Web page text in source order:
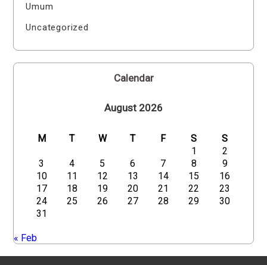
Umum
Uncategorized
Calendar
August 2026
M T W T F S
S
1
2
3
4 5 6 7 8
9
10
11 12 13 14 15
16
17
18 19 20 21 22
23
24
25 26 27 28 29
30
31
« Feb